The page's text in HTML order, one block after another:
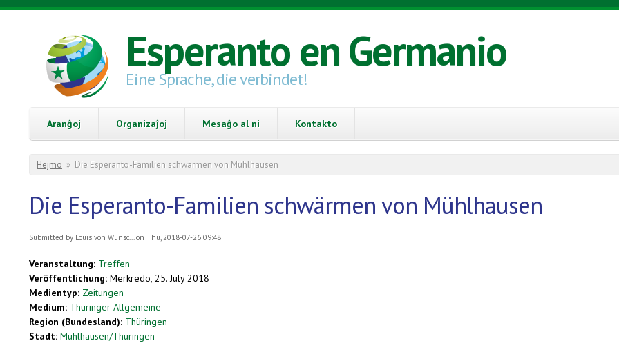
Skip to main content
Esperanto en Germanio
Eine Sprache, die verbindet!
Aranĝoj Organizaĵoj Mesaĝo al ni Kontakto
You are here
Hejmo » Die Esperanto-Familien schwärmen von Mühlhausen
Die Esperanto-Familien schwärmen von Mühlhausen
Submitted by Louis von Wunsc...on Thu, 2018-07-26 09:48
Veranstaltung: Treffen
Veröffentlichung: Merkredo, 25. July 2018
Medientyp: Zeitungen
Medium: Thüringer Allgemeine
Region (Bundesland): Thüringen
Stadt: Mühlhausen/Thüringen